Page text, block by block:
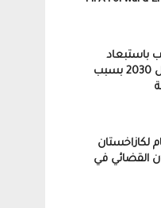
باستبعاد
المغرب من مونديال 2030 بسبب
لكازاخستان
القضائي في